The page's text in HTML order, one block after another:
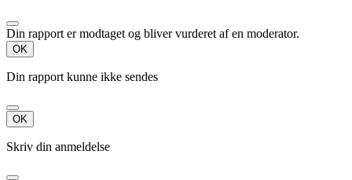
Din rapport er modtaget og bliver vurderet af en moderator.
OK
Din rapport kunne ikke sendes
OK
Skriv din anmeldelse